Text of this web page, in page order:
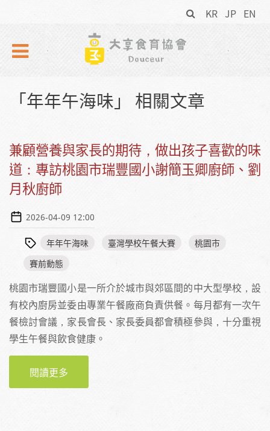
KR JP EN
搜
尋
表
「年年午海味」 相關文章
兼顧營養與家長的期待，做出孩子喜歡的味
道：專訪桃園市瑞豐國小謝簡玉卿廚師、劉
月秋廚師
2026-04-09 12:00
年年午海味 臺灣學校午餐大賽
桃園市
賽前動態
桃園市瑞豐國小是一所介於城市與郊區間的中大型學校，設
有校內廚房並委由專業午餐廠商負責供餐。每月都有一次午
餐檢討會議，家長會長、家長委員都會積極參與，十分重視
學生午餐與飲食健康。
閱讀更多
味道：專訪桃園市瑞豐國小謝簡玉卿廚師、劉